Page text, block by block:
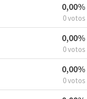
0,00%
0 votos
0,00%
0 votos
0,00%
0 votos